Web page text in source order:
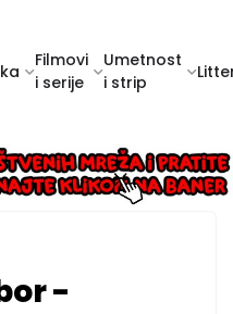
Filmovi
i serije
Umetnost
i strip
-